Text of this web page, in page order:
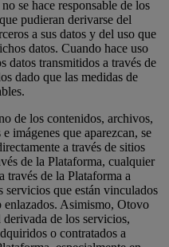
se hace responsable de los
pudieran derivarse del
a sus datos y del uso que
datos. Cuando hace uso
datos transmitidos a través de
dado que las medidas de
de los contenidos, archivos,
imágenes que aparezcan, se
a través de sitios
de la Plataforma, cualquier
través de la Plataforma a
servicios que están vinculados
Asimismo, Otovo
de los servicios,
o contratados a